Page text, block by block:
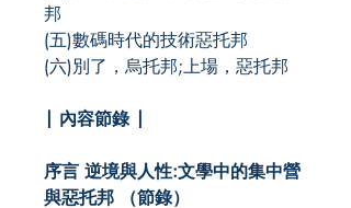
邦
(五)數碼時代的技術惡托邦
(六)別了，烏托邦;上場，惡托邦
| 內容節錄 |
序言 逆境與人性:文學中的集中營
與惡托邦 （節錄）